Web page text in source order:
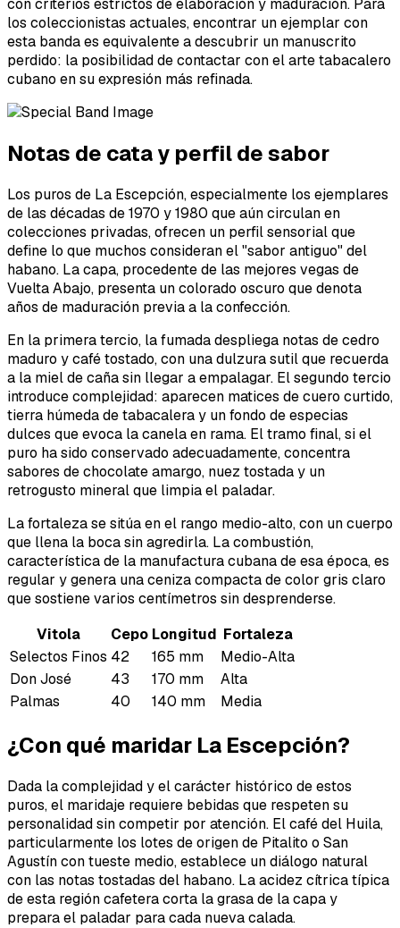
con criterios estrictos de elaboración y maduración. Para
los coleccionistas actuales, encontrar un ejemplar con
esta banda es equivalente a descubrir un manuscrito
perdido: la posibilidad de contactar con el arte tabacalero
cubano en su expresión más refinada.
Notas de cata y perfil de sabor
Los puros de La Escepción, especialmente los ejemplares
de las décadas de 1970 y 1980 que aún circulan en
colecciones privadas, ofrecen un perfil sensorial que
define lo que muchos consideran el "sabor antiguo" del
habano. La capa, procedente de las mejores vegas de
Vuelta Abajo, presenta un colorado oscuro que denota
años de maduración previa a la confección.
En la primera tercio, la fumada despliega notas de cedro
maduro y café tostado, con una dulzura sutil que recuerda
a la miel de caña sin llegar a empalagar. El segundo tercio
introduce complejidad: aparecen matices de cuero curtido,
tierra húmeda de tabacalera y un fondo de especias
dulces que evoca la canela en rama. El tramo final, si el
puro ha sido conservado adecuadamente, concentra
sabores de chocolate amargo, nuez tostada y un
retrogusto mineral que limpia el paladar.
La fortaleza se sitúa en el rango medio-alto, con un cuerpo
que llena la boca sin agredirla. La combustión,
característica de la manufactura cubana de esa época, es
regular y genera una ceniza compacta de color gris claro
que sostiene varios centímetros sin desprenderse.
Vitola
Cepo Longitud Fortaleza
Selectos Finos 42 165 mm
Medio-Alta
Don José
43 170 mm
Alta
Palmas
40 140 mm Media
¿Con qué maridar La Escepción?
Dada la complejidad y el carácter histórico de estos
puros, el maridaje requiere bebidas que respeten su
personalidad sin competir por atención. El café del Huila,
particularmente los lotes de origen de Pitalito o San
Agustín con tueste medio, establece un diálogo natural
con las notas tostadas del habano. La acidez cítrica típica
de esta región cafetera corta la grasa de la capa y
prepara el paladar para cada nueva calada.